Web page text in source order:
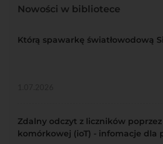
Nowości w bibliotece
Którą spawarkę światłowodową
Zdalny odczyt z liczników
komórkowej (ioT) - infomacje dla